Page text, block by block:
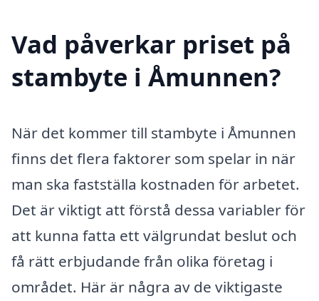
Vad påverkar priset på
stambyte i Åmunnen?
När det kommer till stambyte i Åmunnen
finns det flera faktorer som spelar in när
man ska fastställa kostnaden för arbetet.
Det är viktigt att förstå dessa variabler för
att kunna fatta ett välgrundat beslut och
få rätt erbjudande från olika företag i
området. Här är några av de viktigaste